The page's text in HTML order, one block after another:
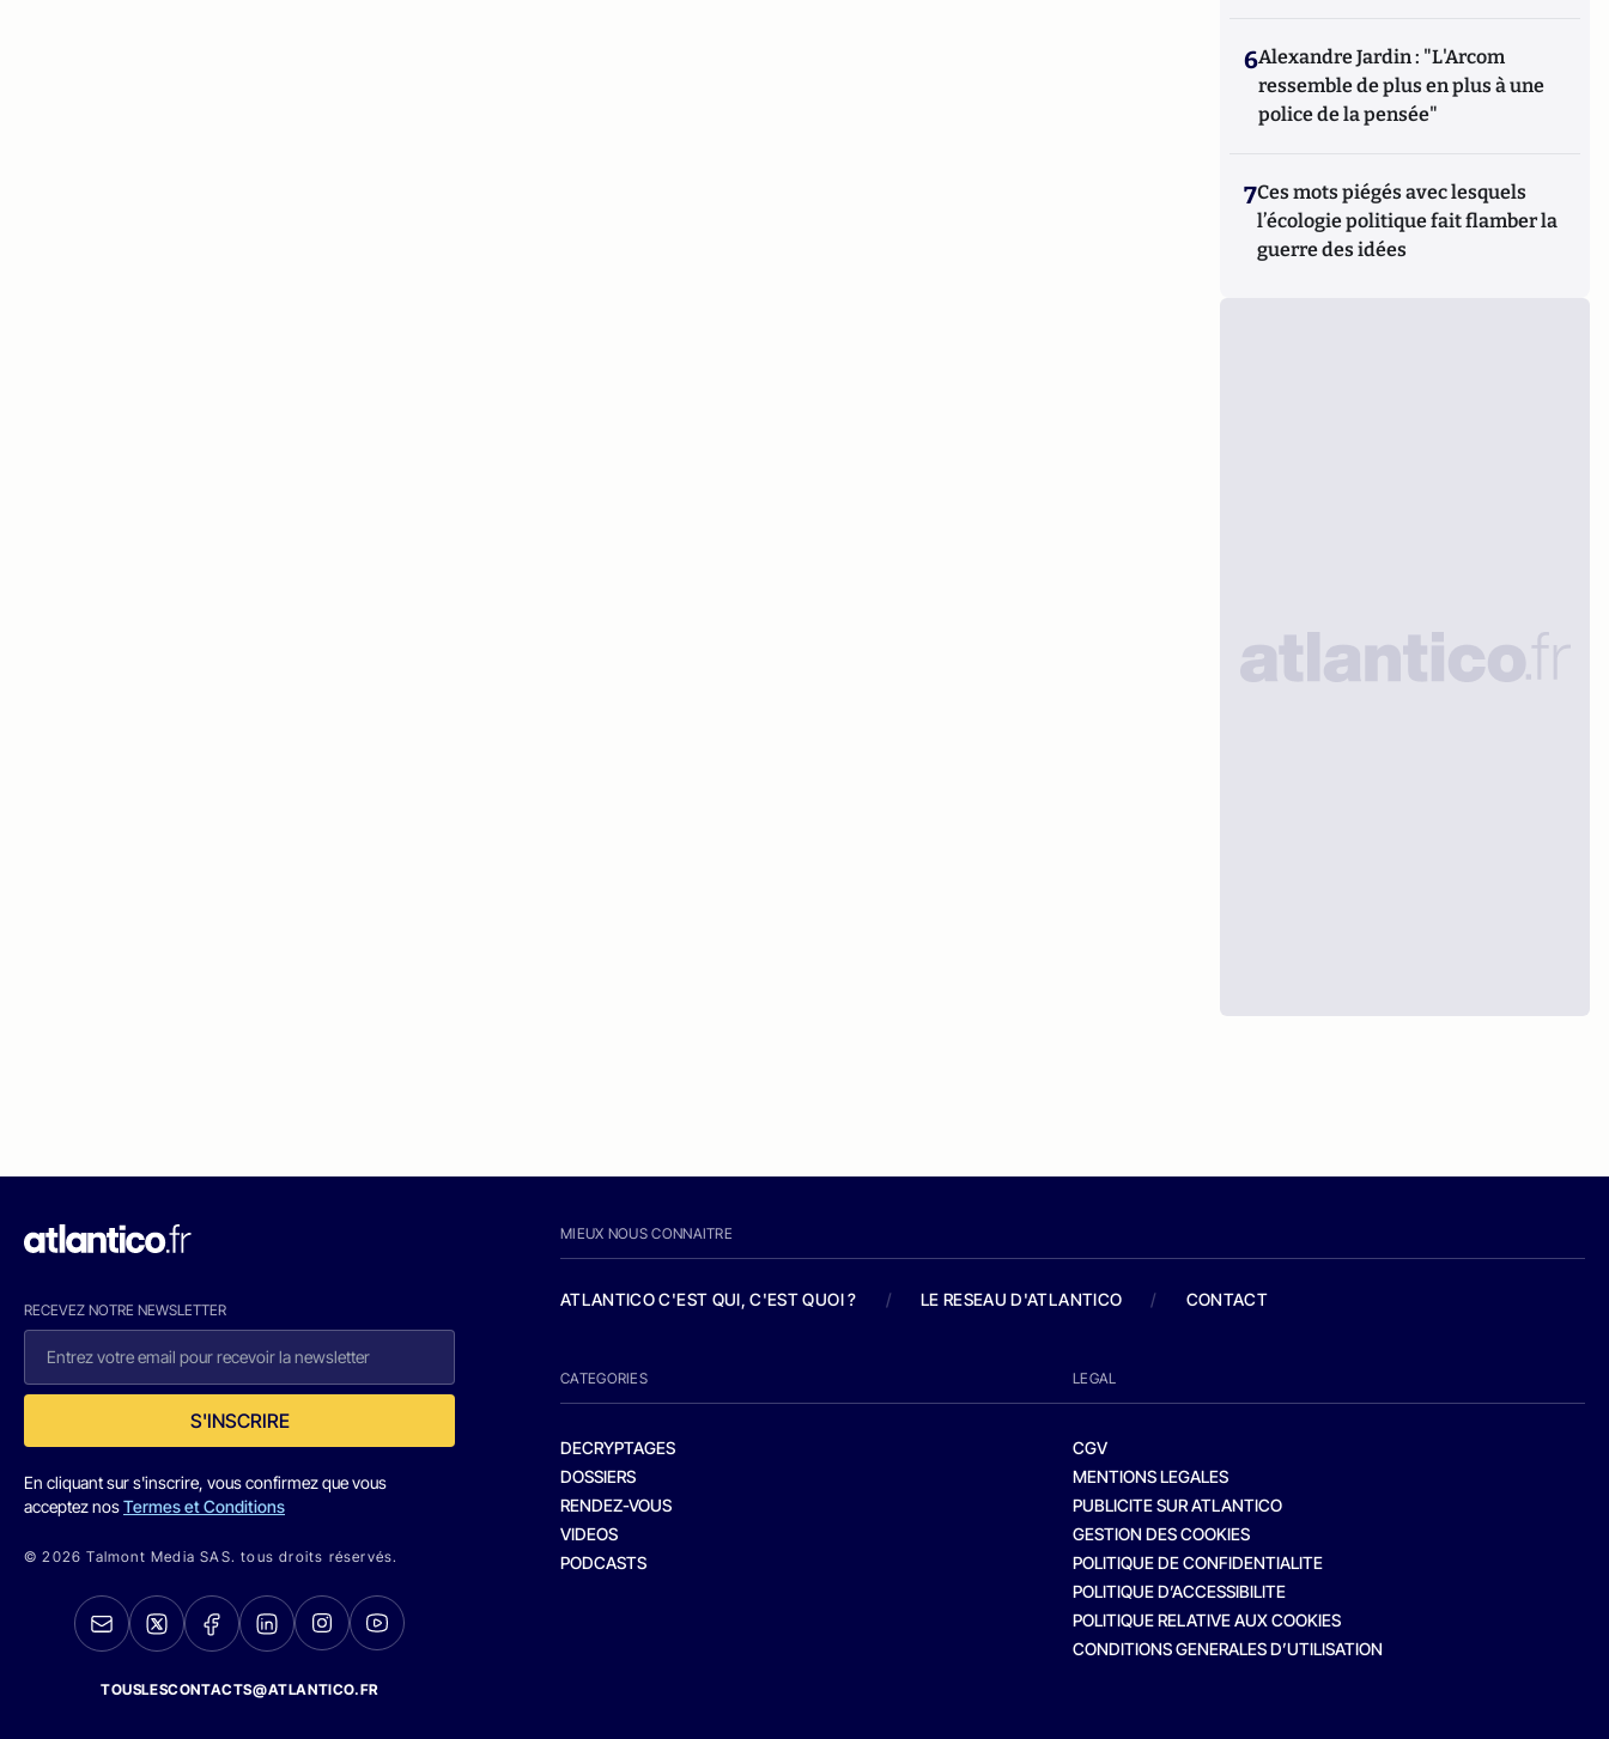
6Alexandre Jardin : "L'Arcom
ressemble de plus en plus à une
police de la pensée"
7Ces mots piégés avec lesquels
l’écologie politique fait flamber la
guerre des idées
RECEVEZ NOTRE NEWSLETTER
S'INSCRIRE
En cliquant sur s'inscrire, vous confirmez que vous
acceptez nosTermes et Conditions
© 2026 Talmont Media SAS. tous droits réservés.
TOUSLESCONTACTS@ATLANTICO.FR
MIEUX NOUS CONNAITRE
ATLANTICO C'EST QUI, C'EST QUOI ? / LE RESEAU D'ATLANTICO / CONTACT
CATEGORIES
DECRYPTAGES
DOSSIERS
RENDEZ-VOUS
VIDEOS
PODCASTS
LEGAL
CGV
MENTIONS LEGALES
PUBLICITE SUR ATLANTICO
GESTION DES COOKIES
POLITIQUE DE CONFIDENTIALITE
POLITIQUE D’ACCESSIBILITE
POLITIQUE RELATIVE AUX COOKIES
CONDITIONS GENERALES D’UTILISATION